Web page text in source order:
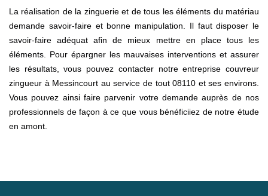
La réalisation de la zinguerie et de tous les éléments du matériau
demande savoir-faire et bonne manipulation. Il faut disposer le
savoir-faire adéquat afin de mieux mettre en place tous les
éléments. Pour épargner les mauvaises interventions et assurer
les résultats, vous pouvez contacter notre entreprise couvreur
zingueur à Messincourt au service de tout 08110 et ses environs.
Vous pouvez ainsi faire parvenir votre demande auprès de nos
professionnels de façon à ce que vous bénéficiiez de notre étude
en amont.